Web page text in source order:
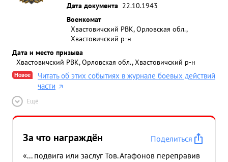
Дата документа 22.10.1943
Военкомат
Хвастовичский РВК, Орловская обл.,
Хвастовичский р-н
Дата и место призыва
Хвастовичский РВК, Орловская обл., Хвастовичский р-н
Новое
Читать об этих событиях в журнале боевых действий
части
Ещё
За что награждён
Поделиться
«... подвига или заслуг Тов. Агафонов переправив